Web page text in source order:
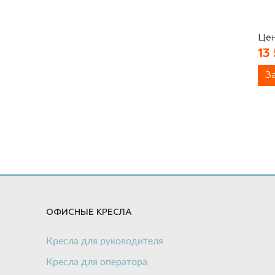
13
ОФИСНЫЕ КРЕСЛА
Кресла для руководителя
Кресла для оператора